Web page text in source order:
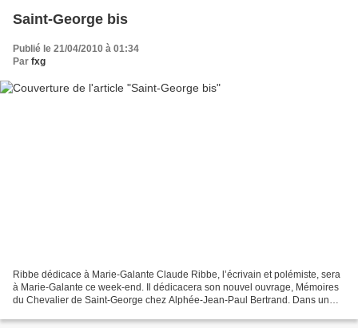
Saint-George bis
Publié le 21/04/2010 à 01:34
Par fxg
Ribbe dédicace à Marie-Galante Claude Ribbe, l’écrivain et polémiste, sera
à Marie-Galante ce week-end. Il dédicacera son nouvel ouvrage, Mémoires
du Chevalier de Saint-George chez Alphée-Jean-Paul Bertrand. Dans un